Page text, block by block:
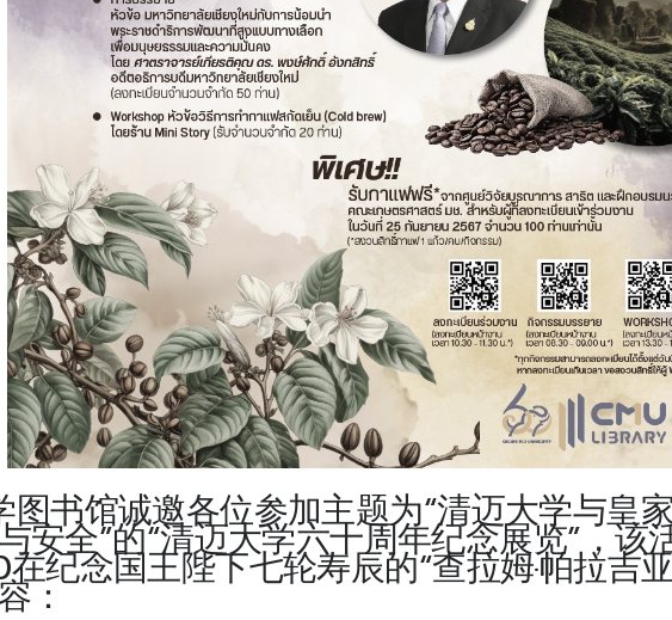
馆诚邀各位参加主题为“清迈大学与皇家
安全”的“清迈大学六十周年纪念展览”，
纪念国王陛下七轮寿辰的“查拉姆·帕拉吉
：